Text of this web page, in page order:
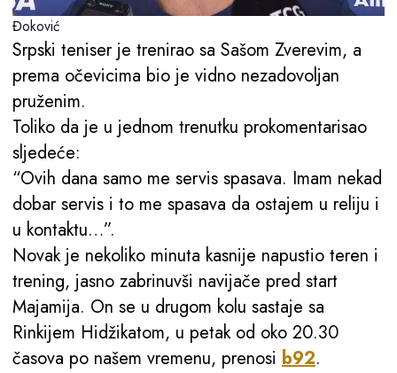
Đoković
Srpski teniser je trenirao sa Sašom Zverevim, a
prema očevicima bio je vidno nezadovoljan
pruženim.
Toliko da je u jednom trenutku prokomentarisao
sljedeće:
“Ovih dana samo me servis spasava. Imam nekad
dobar servis i to me spasava da ostajem u reliju i
u kontaktu…”.
Novak je nekoliko minuta kasnije napustio teren i
trening, jasno zabrinuvši navijače pred start
Majamija. On se u drugom kolu sastaje sa
Rinkijem Hidžikatom, u petak od oko 20.30
časova po našem vremenu, prenosi b92.